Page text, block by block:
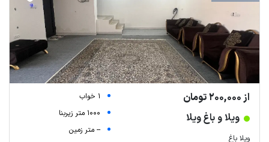
از 200,000 تومان
ویلا و باغ ویلا
ویلا باغ
1 خواب
1000 متر زیربنا
-- متر زمین